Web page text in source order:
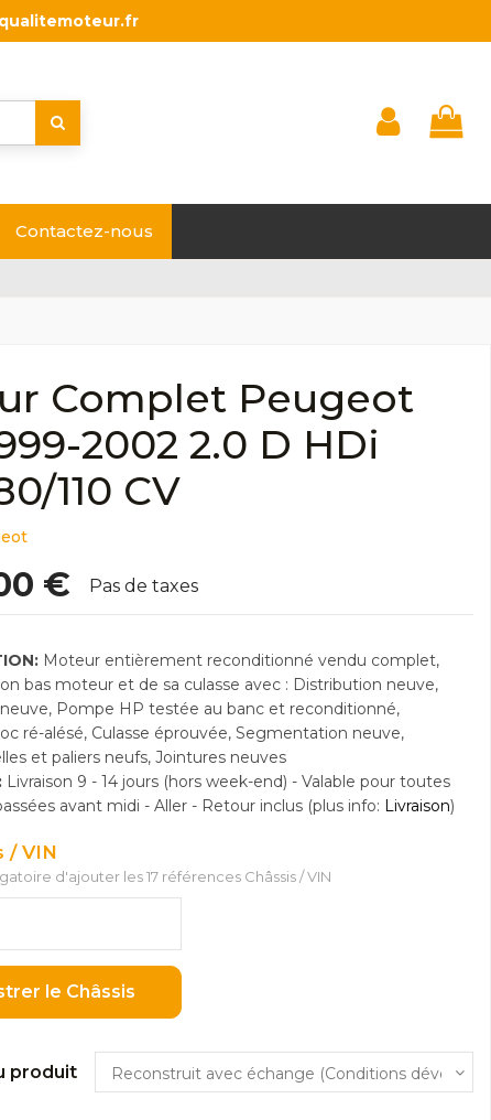
Contactez-nous
Complet Peugeot
2002 2.0 D HDi
110 CV
€ Pas de taxes
Moteur entièrement reconditionné vendu complet,
bas moteur et de sa culasse avec : Distribution neuve,
Pompe HP testée au banc et reconditionné,
ré-alésé, Culasse éprouvée, Segmentation neuve,
et paliers neufs, Jointures neuves
Livraison 9 - 14 jours (hors week-end) - Valable pour toutes
avant midi - Aller - Retour inclus (plus info: Livraison)
/ VIN
d'ajouter les 17 références Châssis / VIN
le Châssis
produit